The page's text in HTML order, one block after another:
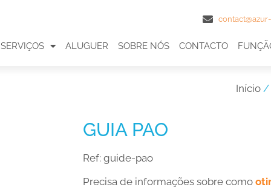
SERVIÇOS ALUGUER SOBRE NÓS CONTACTO
Início /
GUIA PAO
Ref: guide-pao
Precisa de informações sobre como